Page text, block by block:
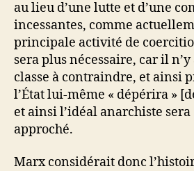
au lieu d’une lutte et d’une
incessantes, comme
principale activité de
sera plus nécessaire, car il n’y
classe à contraindre, et ainsi
l’État lui-même « dépérira »
et ainsi l’idéal anarchiste
approché.
Marx considérait donc